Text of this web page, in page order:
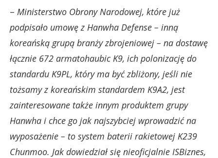
– Ministerstwo Obrony Narodowej, które już
podpisało umowę z Hanwha Defense – inną
koreańską grupą branży zbrojeniowej – na dostawę
łącznie 672 armatohaubic K9, ich polonizację do
standardu K9PL, który ma być zbliżony, jeśli nie
tożsamy z koreańskim standardem K9A2, jest
zainteresowane także innym produktem grupy
Hanwha i chce go jak najszybciej wprowadzić na
wyposażenie – to system baterii rakietowej K239
Chunmoo. Jak dowiedział się nieoficjalnie ISBiznes,